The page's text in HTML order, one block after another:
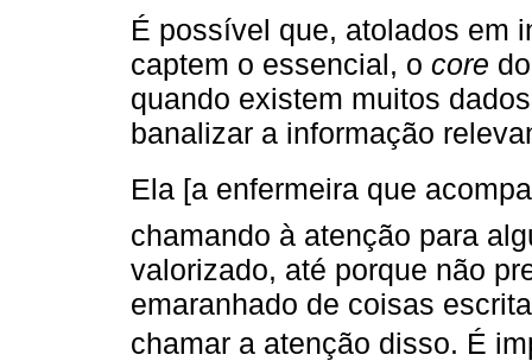
É possível que, atolados em
captem o essencial, o core
quando existem muitos
banalizar a informação
Ela [a enfermeira que
chamando à atenção para
valorizado, até porque não
emaranhado de coisas
chamar a atenção disso. É